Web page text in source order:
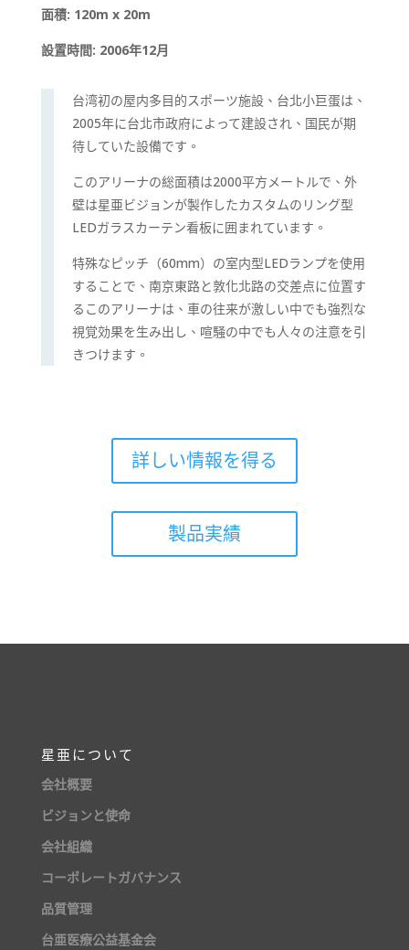
面積: 120m x 20m
設置時間: 2006年12月
台湾初の屋内多目的スポーツ施設、台北小巨蛋は、
2005年に台北市政府によって建設され、国民が期
待していた設備です。
このアリーナの総面積は2000平方メートルで、外
壁は星亜ビジョンが製作したカスタムのリング型
LEDガラスカーテン看板に囲まれています。
特殊なピッチ（60mm）の室内型LEDランプを使用
することで、南京東路と敦化北路の交差点に位置す
るこのアリーナは、車の往来が激しい中でも強烈な
視覚効果を生み出し、喧騒の中でも人々の注意を引
きつけます。
詳しい情報を得る
製品実績
星亜について
会社概要
ビジョンと使命
会社組織
コーポレートガバナンス
品質管理
台亜医療公益基金会